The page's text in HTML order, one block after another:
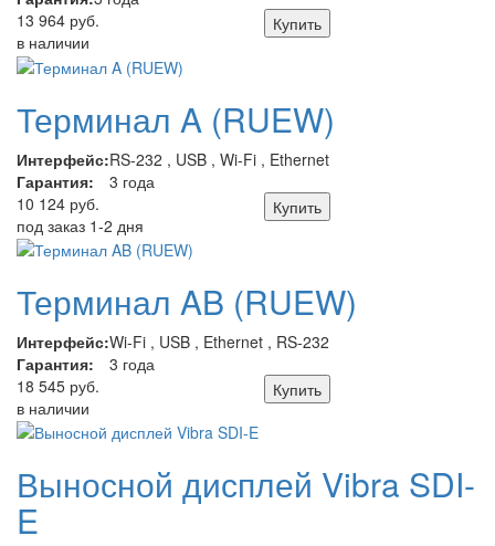
13 964 руб.
в наличии
Купить
Терминал A (RUEW)
Интерфейс:RS-232 , USB , Wi-Fi , Ethernet
Гарантия:
3 года
10 124 руб.
под заказ 1-2 дня
Купить
Терминал AB (RUEW)
Интерфейс:Wi-Fi , USB , Ethernet , RS-232
Гарантия:
3 года
18 545 руб.
в наличии
Купить
Выносной дисплей Vibra SDI-
E